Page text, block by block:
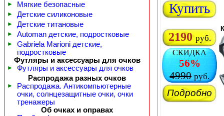
► Мягкие безопасные
► Детские силиконовые
► Детские титановые
► Automan детские, подростковые
►
Gabriela Marioni детские,
подростковые
Футляры и аксессуары для очков
►
Футляры и аксессуары для очков
Распродажа разных очков
►
Распродажа. Антикомпьютерные
очки, солнцезащитные очки, очки
тренажеры
Об очках и оправах
Купить
2190 руб.
СКИДКА
56%
4990 руб.
Подробно